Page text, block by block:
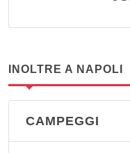
INOLTRE A NAPOLI
CAMPEGGI